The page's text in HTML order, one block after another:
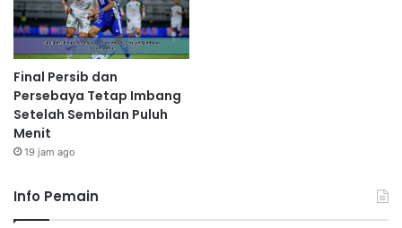
Final Persib dan
Persebaya Tetap Imbang
Setelah Sembilan Puluh
Menit
19 jam ago
Info Pemain